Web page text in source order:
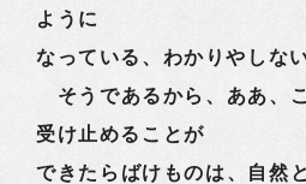
ように
なっている、わかりやしな
そうであるから、ああ、
受け止めることが
できたらばけものは、自然